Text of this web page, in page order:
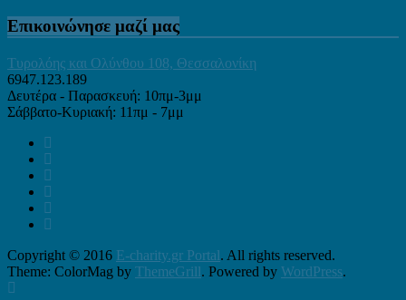
Επικοινώνησε μαζί μας
Τυρολόης και Ολύνθου 108, Θεσσαλονίκη
6947.123.189
Δευτέρα - Παρασκευή: 10πμ-3μμ
Σάββατο-Κυριακή: 11πμ - 7μμ
Copyright © 2016 E-charity.gr Portal. All rights reserved.
Theme: ColorMag by ThemeGrill. Powered by WordPress.